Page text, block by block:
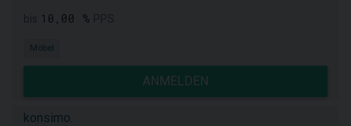
10,00 %
Möbel
ANMELDEN
konsimo.